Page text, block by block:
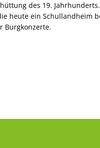
des 19. Jahrhunderts.
heute ein Schullandheim
Burgkonzerte.